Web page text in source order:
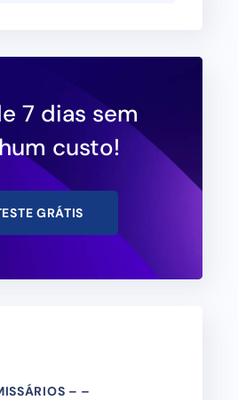
7 dias sem
custo!
GRÁTIS
– –